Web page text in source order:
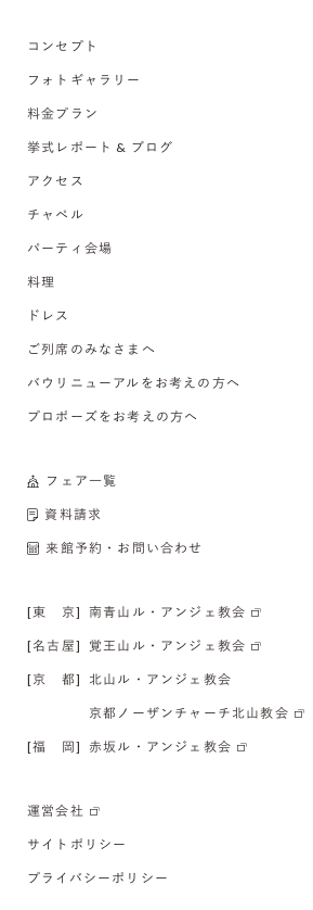
コンセプト
フォトギャラリー
料金プラン
挙式レポート & ブログ
アクセス
チャペル
パーティ会場
料理
ドレス
ご列席のみなさまへ
バウリニューアルをお考えの方へ
プロポーズをお考えの方へ
フェア一覧
資料請求
来館予約・お問い合わせ
[東 京] 南青山ル・アンジェ教会
[名古屋] 覚王山ル・アンジェ教会
[京 都] 北山ル・アンジェ教会
京都ノーザンチャーチ北山教会
[福 岡] 赤坂ル・アンジェ教会
運営会社
サイトポリシー
プライバシーポリシー